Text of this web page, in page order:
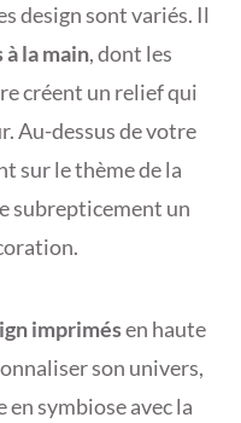
design sont variés. Il
la main, dont les
créent un relief qui
Au-dessus de votre
sur le thème de la
subrepticement un
imprimésen haute
son univers,
symbiose avec la